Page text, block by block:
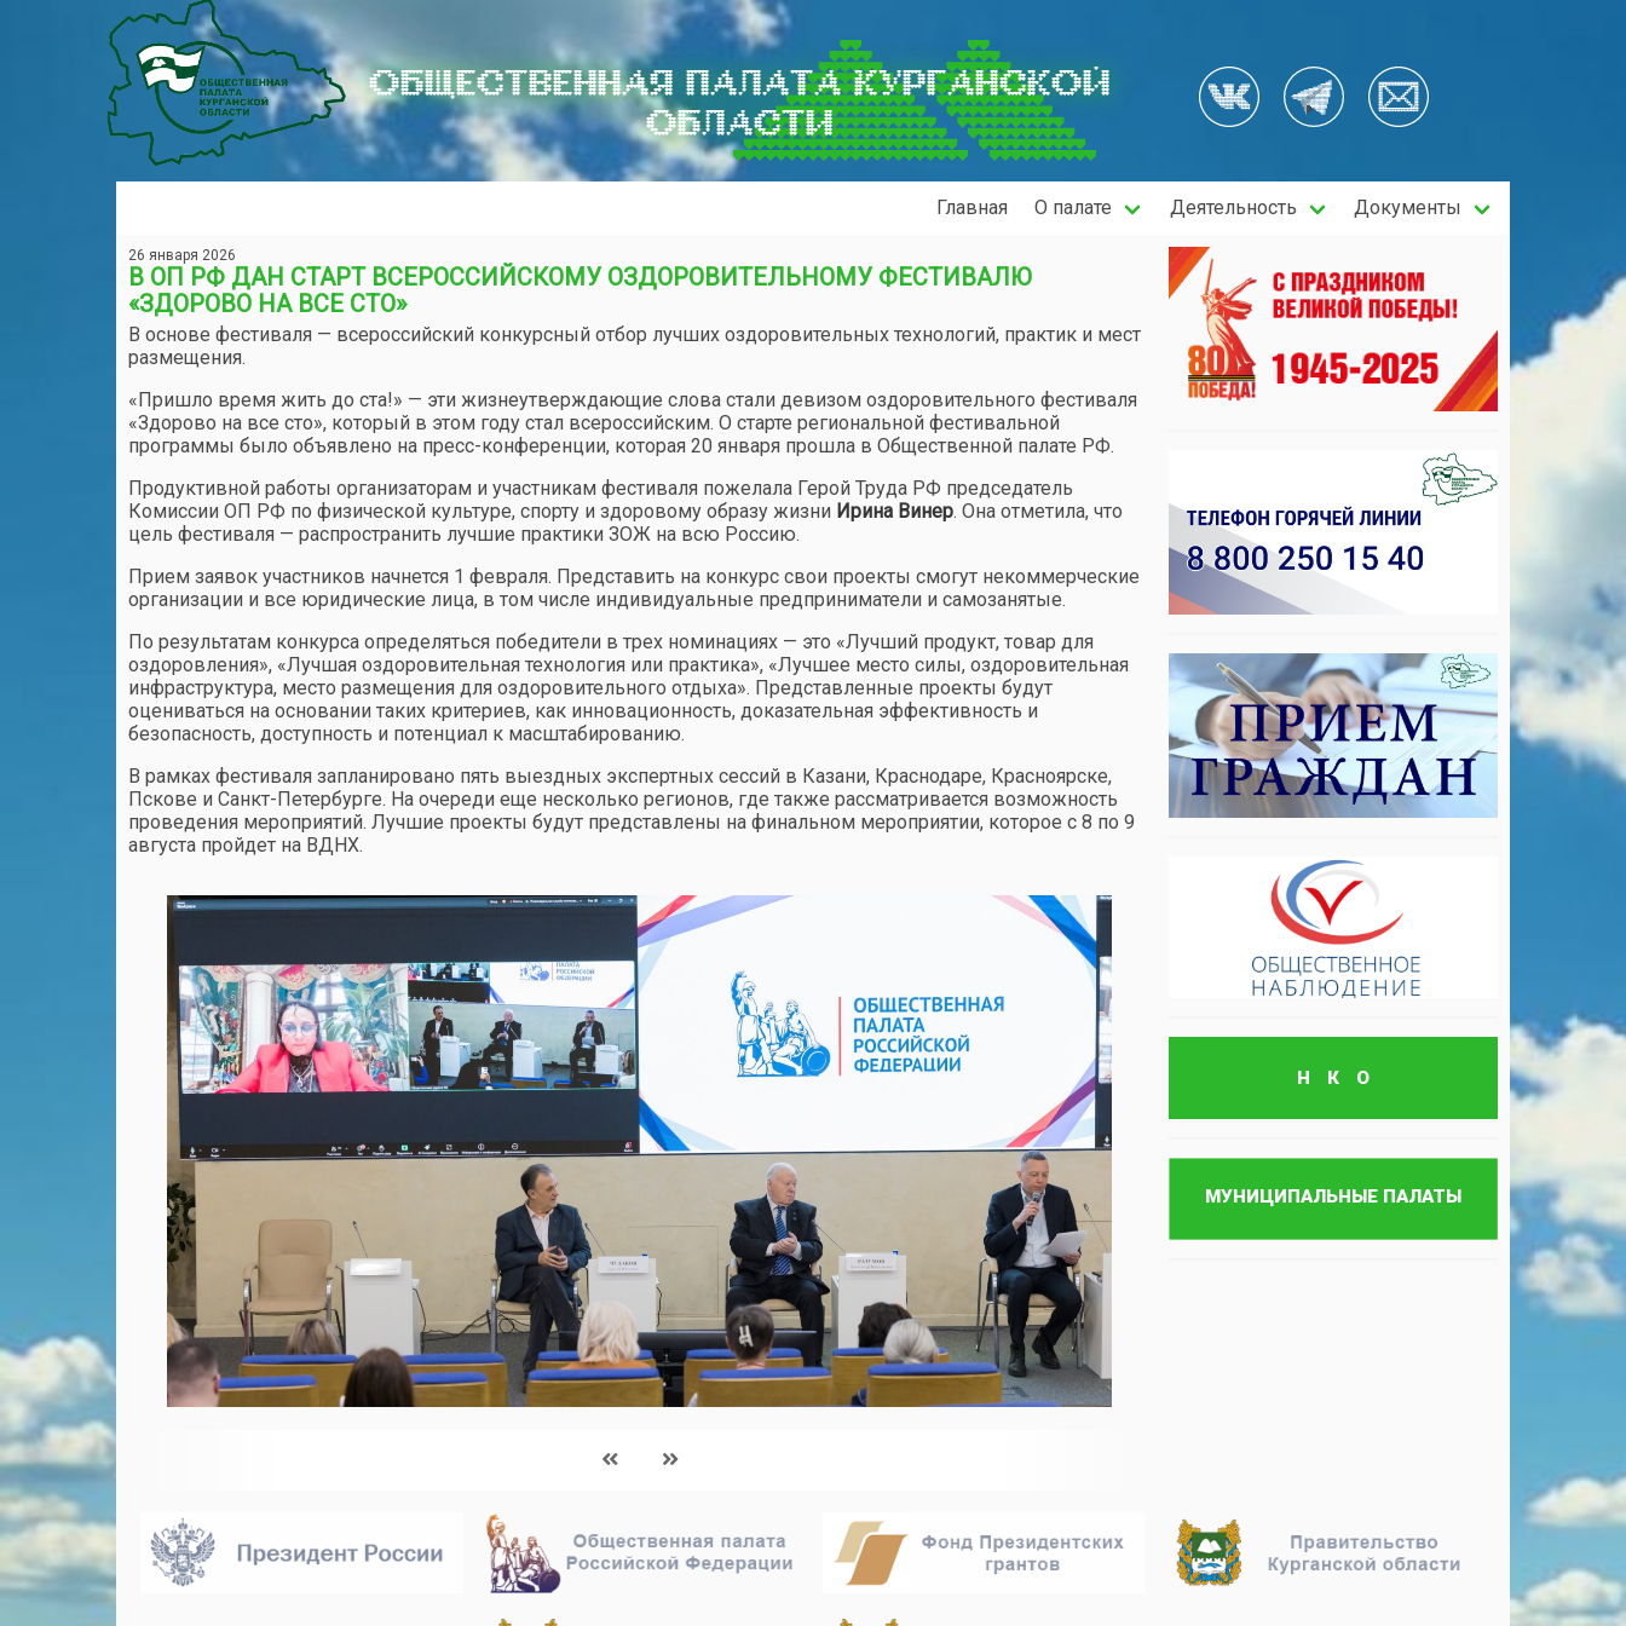
ОБЩЕСТВЕННАЯ ПАЛАТА КУРГАНСКОЙ
ОБЛАСТИ
Главная О палате Деятельность Документы
26 января 2026
В ОП РФ ДАН СТАРТ ВСЕРОССИЙСКОМУ ОЗДОРОВИТЕЛЬНОМУ ФЕСТИВАЛЮ
«ЗДОРОВО НА ВСЕ СТО»
В основе фестиваля — всероссийский конкурсный отбор лучших оздоровительных технологий, практик и мест
размещения.
«Пришло время жить до ста!» — эти жизнеутверждающие слова стали девизом оздоровительного фестиваля
«Здорово на все сто», который в этом году стал всероссийским. О старте региональной фестивальной
программы было объявлено на пресс-конференции, которая 20 января прошла в Общественной палате РФ.
Продуктивной работы организаторам и участникам фестиваля пожелала Герой Труда РФ председатель
Комиссии ОП РФ по физической культуре, спорту и здоровому образу жизни Ирина Винер. Она отметила, что
цель фестиваля — распространить лучшие практики ЗОЖ на всю Россию.
Прием заявок участников начнется 1 февраля. Представить на конкурс свои проекты смогут некоммерческие
организации и все юридические лица, в том числе индивидуальные предприниматели и самозанятые.
По результатам конкурса определяться победители в трех номинациях — это «Лучший продукт, товар для
оздоровления», «Лучшая оздоровительная технология или практика», «Лучшее место силы, оздоровительная
инфраструктура, место размещения для оздоровительного отдыха». Представленные проекты будут
оцениваться на основании таких критериев, как инновационность, доказательная эффективность и
безопасность, доступность и потенциал к масштабированию.
В рамках фестиваля запланировано пять выездных экспертных сессий в Казани, Краснодаре, Красноярске,
Пскове и Санкт-Петербурге. На очереди еще несколько регионов, где также рассматривается возможность
проведения мероприятий. Лучшие проекты будут представлены на финальном мероприятии, которое с 8 по 9
августа пройдет на ВДНХ.